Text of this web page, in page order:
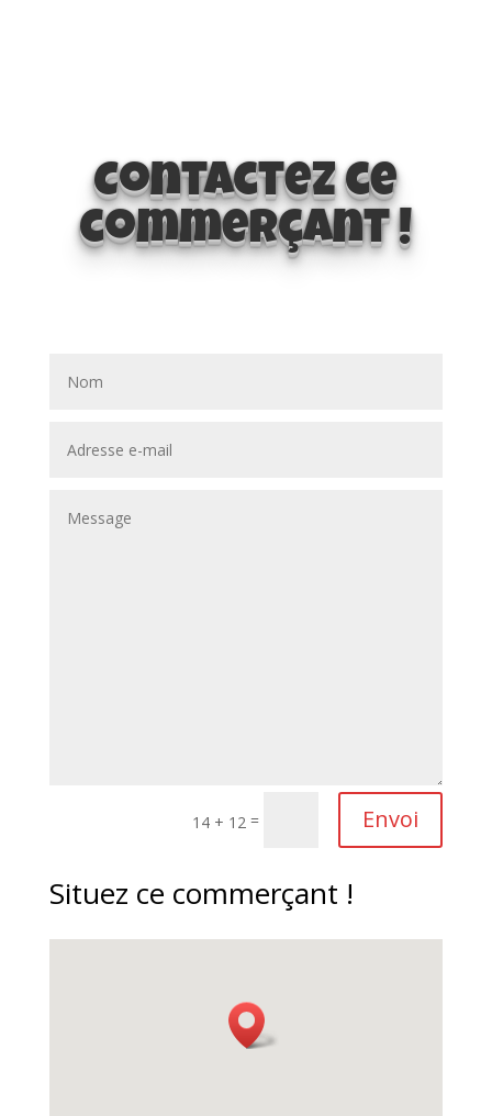
Contactez ce
commerçant !
14 + 12 = Envoi
Situez ce commerçant !